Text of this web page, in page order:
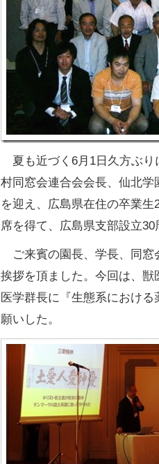
夏も近づく6月1日久方ぶり
村同窓会連合会会長、仙北
を迎え、広島県在住の卒業
席を得て、広島県支部設立
ご来賓の園長、学長、同窓
挨拶を頂ました。今回は、
医学群長に『生態系におけ
願いした。